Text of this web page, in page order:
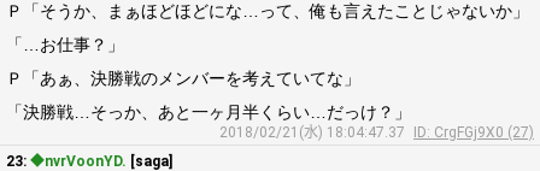
Ｐ「そうか、まぁほどほどにな…って、俺も言えたことじゃないか」
「…お仕事？」
Ｐ「あぁ、決勝戦のメンバーを考えていてな」
「決勝戦…そっか、あと一ヶ月半くらい…だっけ？」
2018/02/21(水) 18:04:47.37
ID: CrgFGj9X0 (27)
23: ◆nvrVoonYD. [saga]